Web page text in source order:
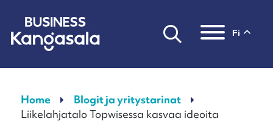
Home
Blogit ja yritystarinat
Liikelahjatalo Topwisessa kasvaa ideoita
fi